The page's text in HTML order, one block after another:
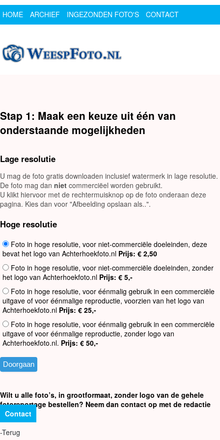
HOME ARCHIEF INGEZONDEN FOTO'S
CONTACT
Stap 1: Maak een keuze uit één van
onderstaande mogelijkheden
Lage resolutie
U mag de foto gratis downloaden inclusief watermerk in lage resolutie.
De foto mag dan niet commerciëel worden gebruikt.
U klikt hiervoor met de rechtermuisknop op de foto onderaan deze
pagina. Kies dan voor "Afbeelding opslaan als..".
Hoge resolutie
Foto in hoge resolutie, voor niet-commerciële doeleinden, deze
bevat het logo van Achterhoekfoto.nl Prijs: € 2,50
Foto in hoge resolutie, voor niet-commerciële doeleinden, zonder
het logo van Achterhoekfoto.nl Prijs: € 5,-
Foto in hoge resolutie, voor éénmalig gebruik in een commerciële
uitgave of voor éénmalige reproductie, voorzien van het logo van
Achterhoekfoto.nl Prijs: € 25,-
Foto in hoge resolutie, voor éénmalig gebruik in een commerciële
uitgave of voor éénmalige reproductie, zonder logo van
Achterhoekfoto.nl. Prijs: € 50,-
Wilt u alle foto’s, in grootformaat, zonder logo van de gehele
fotoreportage bestellen? Neem dan contact op met de redactie
Contact
-Terug